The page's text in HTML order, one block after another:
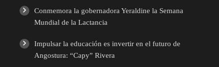
Conmemora la gobernadora Yeraldine la Semana
Mundial de la Lactancia
Impulsar la educación es invertir en el futuro de
Angostura: “Capy” Rivera